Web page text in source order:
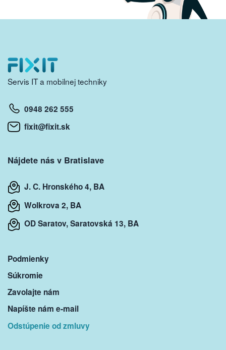
Servis IT a mobilnej techniky
0948 262 555
fixit@fixit.sk
Nájdete nás v Bratislave
J. C. Hronského 4, BA
Wolkrova 2, BA
OD Saratov, Saratovská 13, BA
Podmienky
Súkromie
Zavolajte nám
Napíšte nám e-mail
Odstúpenie od zmluvy